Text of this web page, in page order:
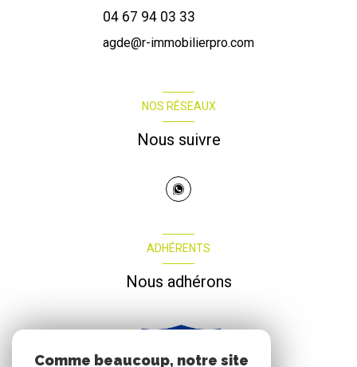
04 67 94 03 33
agde@r-immobilierpro.com
NOS RÉSEAUX
Nous suivre
ADHÉRENTS
Nous adhérons
Comme beaucoup, notre site